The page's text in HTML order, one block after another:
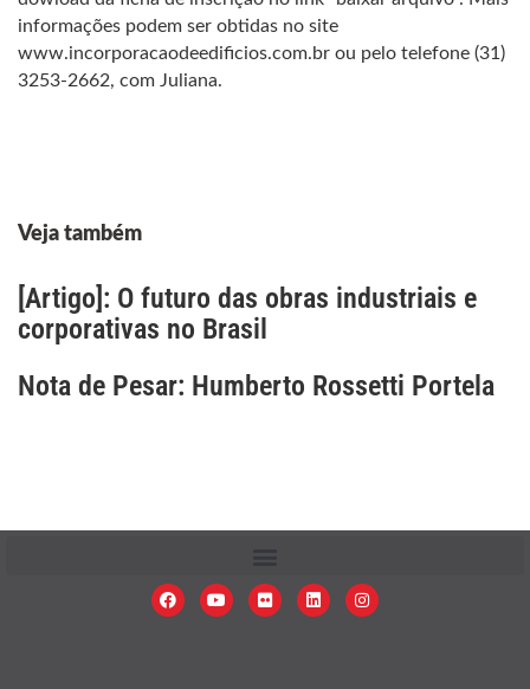
informações podem ser obtidas no site
www.incorporacaodeedificios.com.br ou pelo telefone (31)
3253-2662, com Juliana.
Veja também
[Artigo]: O futuro das obras industriais e
corporativas no Brasil
Nota de Pesar: Humberto Rossetti Portela